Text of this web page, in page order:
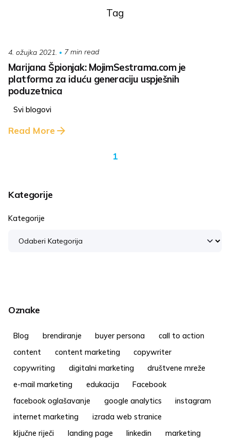
Tag
4. ožujka 2021. 7 min read
Marijana Špionjak: MojimSestrama.com je
platforma za iduću generaciju uspješnih
poduzetnica
Svi blogovi
Read More
1
Kategorije
Kategorije
Oznake
Blog brendiranje buyer persona
call to action
content
content marketing
copywriter
copywriting
digitalni marketing
društvene mreže
e-mail marketing
edukacija
Facebook
facebook oglašavanje
google analytics
instagram
internet marketing
izrada web stranice
ključne riječi
landing page linkedin
marketing